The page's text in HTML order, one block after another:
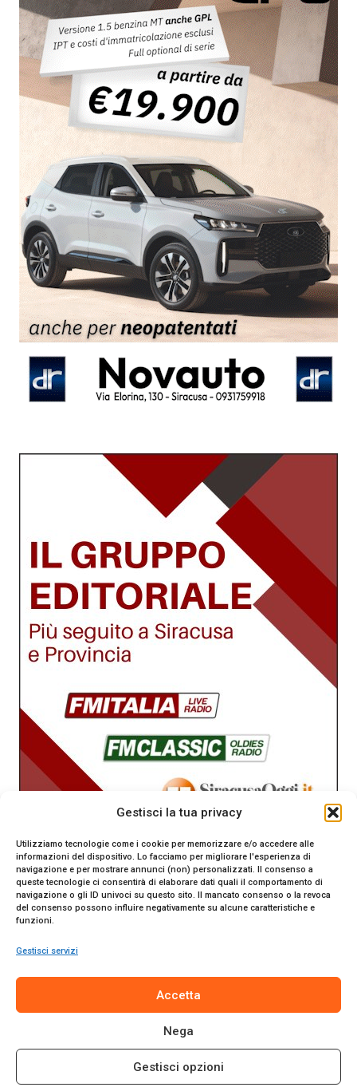
Gestisci la tua privacy
Utilizziamo tecnologie come i cookie per memorizzare e/o accedere alle
informazioni del dispositivo. Lo facciamo per migliorare l'esperienza di
navigazione e per mostrare annunci (non) personalizzati. Il consenso a
queste tecnologie ci consentirà di elaborare dati quali il comportamento di
navigazione o gli ID univoci su questo sito. Il mancato consenso o la revoca
del consenso possono influire negativamente su alcune caratteristiche e
funzioni.
Gestisci servizi
Accetta
Nega
Gestisci opzioni
SiracusaOggi.it testata giornalistica online. Reg. n. 2/91 al
Tribunale di Siracusa. Direttore responsabile Gianni Catania.
Editore Promo Italia s.r.l.
© 2024 Promo Italia S.r.l. Tutti i diritti riservati. | Sito web
realizzato daWeb-Arte.it